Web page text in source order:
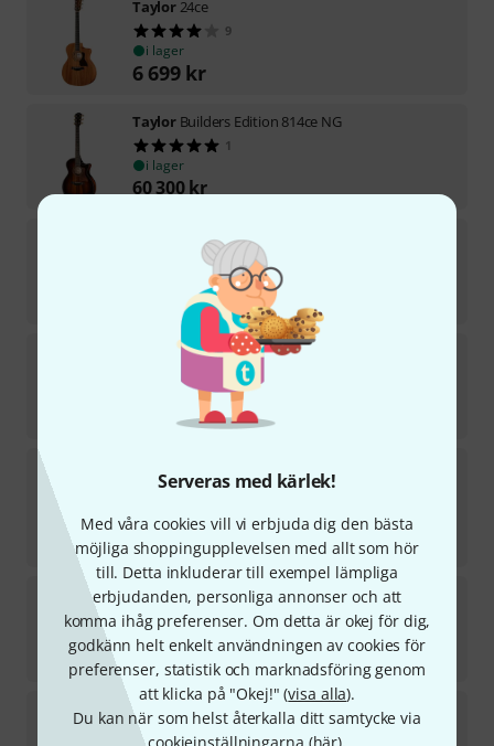
Serveras med kärlek!
Med våra cookies vill vi erbjuda dig den bästa
möjliga shoppingupplevelsen med allt som hör
till. Detta inkluderar till exempel lämpliga
erbjudanden, personliga annonser och att
komma ihåg preferenser. Om detta är okej för dig,
godkänn helt enkelt användningen av cookies för
preferenser, statistik och marknadsföring genom
att klicka på "Okej!" (visa alla).
Du kan när som helst återkalla ditt samtycke via
Taylor 24ce
9
i lager
6 699 kr
Taylor Builders Edition 814ce NG
1
i lager
60 300 kr
kr
SE A20E Antique White
5 222kr
102
i lager
6 666kr
Taylor314ce Studio Natural
4
i lager
22 290 kr
Taylor 714ce Next Generation
1